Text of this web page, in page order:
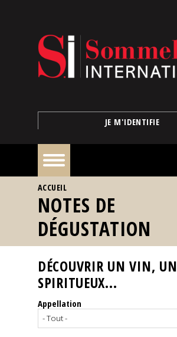
JE M'IDENTIFIE
À
la
une
Reportages
Nos
Spiritueux
VOUS ÊTES ICI
ACCUEIL
NOTES DE
DÉGUSTATION
DÉCOUVRIR UN VIN, UN
SPIRITUEUX...
Appellation